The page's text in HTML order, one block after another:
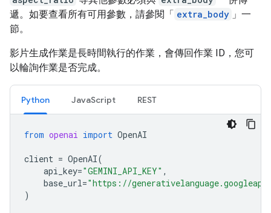
遞。如要查看所有可用參數，請參閱「 extra_body 」一
節。
影片生成作業是長時間執行的作業，會傳回作業 ID，您可
以輪詢作業是否完成。
Python JavaScript REST
from openai import OpenAI
client = OpenAI(
api_key="GEMINI_API_KEY" ,
base_url="https://
)